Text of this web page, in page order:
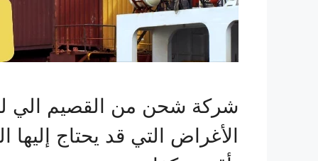
شركة شحن من القصيم الي
الأغراض التي قد يحتاج